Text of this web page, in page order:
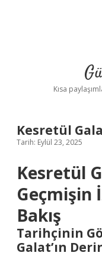
Kısa
Kesretül
Tarih: Eylül 23, 2025
Kesretül
Geçmişin
Bakış
Tarihçinin
Galat’ın